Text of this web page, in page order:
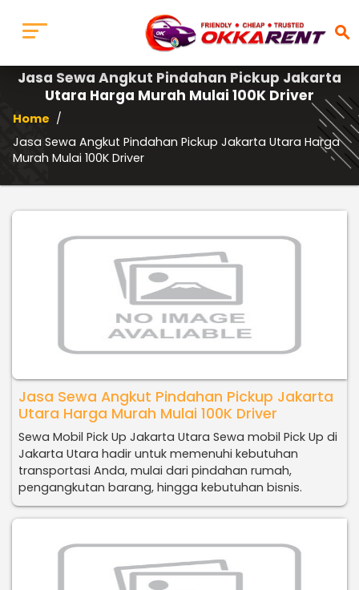
search
Jasa Sewa Angkut Pindahan Pickup Jakarta
Utara Harga Murah Mulai 100K Driver
Home /
Jasa Sewa Angkut Pindahan Pickup Jakarta Utara Harga
Murah Mulai 100K Driver
Jasa Sewa Angkut Pindahan Pickup Jakarta
Utara Harga Murah Mulai 100K Driver
Sewa Mobil Pick Up Jakarta Utara Sewa mobil Pick Up di
Jakarta Utara hadir untuk memenuhi kebutuhan
transportasi Anda, mulai dari pindahan rumah,
pengangkutan barang, hingga kebutuhan bisnis.